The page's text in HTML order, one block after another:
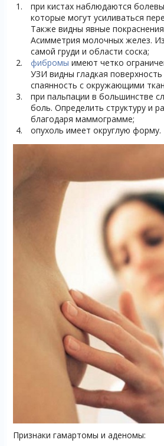
при кистах наблюдаются
которые могут усиливаться
Также видны явные
Асимметрия молочных желез.
самой груди и области соска;
фибромы имеют четко
УЗИ видны гладкая поверхность
спаянность с окружающими
при пальпации в большинстве
боль. Определить структуру и
благодаря маммограмме;
опухоль имеет округлую форму.
Признаки гамартомы и аденомы: